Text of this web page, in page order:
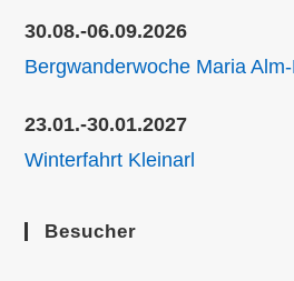
30.08.-06.09.2026
Bergwanderwoche Maria
23.01.-30.01.2027
Winterfahrt Kleinarl
Besucher